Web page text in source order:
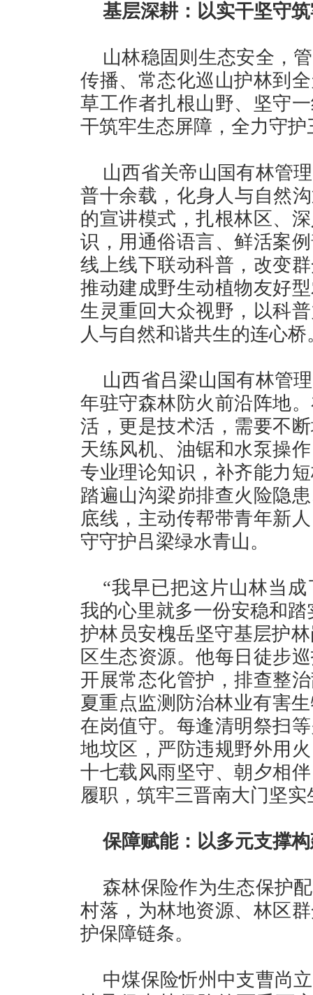
基层深耕：以实干坚守
山林稳固则生态安全，
传播、常态化巡山护林到
草工作者扎根山野、坚守
干筑牢生态屏障，全力守
山西省关帝山国有林管
普十余载，化身人与自然
的宣讲模式，扎根林区、
识，用通俗语言、鲜活案
线上线下联动科普，改变
推动建成野生动植物友好
生灵重回大众视野，以科
人与自然和谐共生的连心桥
山西省吕梁山国有林管
年驻守森林防火前沿阵地
活，更是技术活，需要不
天练风机、油锯和水泵操
专业理论知识，补齐能力
踏遍山沟梁峁排查火险隐
底线，主动传帮带青年新
守守护吕梁绿水青山。
“我早已把这片山林当
我的心里就多一份安稳和
护林员安槐岳坚守基层护
区生态资源。他每日徒步
开展常态化管护，排查整
夏重点监测防治林业有害
在岗值守。每逢清明祭扫
地坟区，严防违规野外用
十七载风雨坚守、朝夕相
履职，筑牢三晋南大门坚实
保障赋能：以多元支撑
森林保险作为生态保护
村落，为林地资源、林区
护保障链条。
中煤保险忻州中支曹尚